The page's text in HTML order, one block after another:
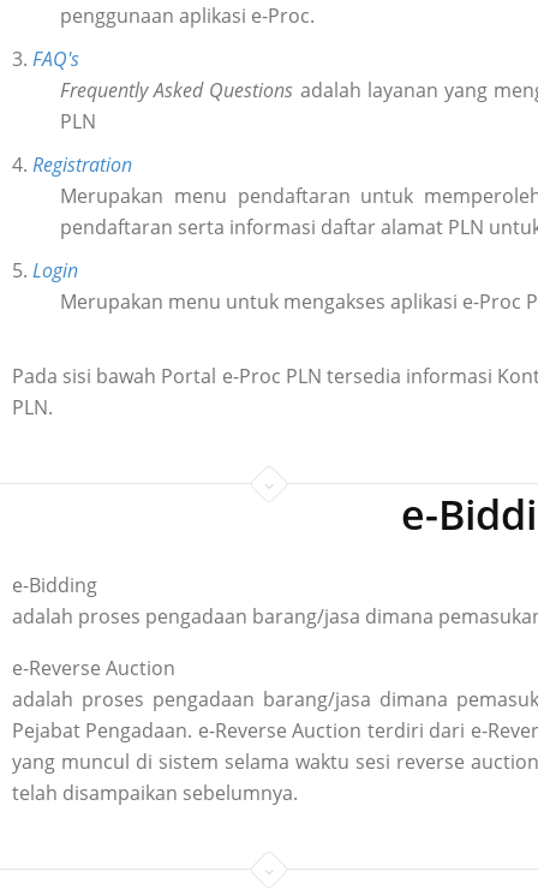
penggunaan aplikasi e-Proc.
3. FAQ's
Frequently Asked Questions adalah layanan yang
PLN
4. Registration
Merupakan menu pendaftaran untuk
pendaftaran serta informasi daftar alamat PLN
5. Login
Merupakan menu untuk mengakses aplikasi e-
Pada sisi bawah Portal e-Proc PLN tersedia informasi
PLN.
e-
e-Bidding
adalah proses pengadaan barang/jasa dimana
e-Reverse Auction
adalah proses pengadaan barang/jasa dimana
Pejabat Pengadaan. e-Reverse Auction terdiri dari e-
yang muncul di sistem selama waktu sesi reverse
telah disampaikan sebelumnya.